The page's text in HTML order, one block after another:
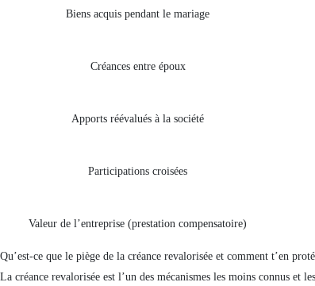
Biens acquis pendant le mariage
Créances entre époux
Apports réévalués à la société
Participations croisées
Valeur de l’entreprise (prestation compensatoire)
Qu’est-ce que le piège de la créance revalorisée et comment t’en
La créance revalorisée est l’un des mécanismes les moins connus et